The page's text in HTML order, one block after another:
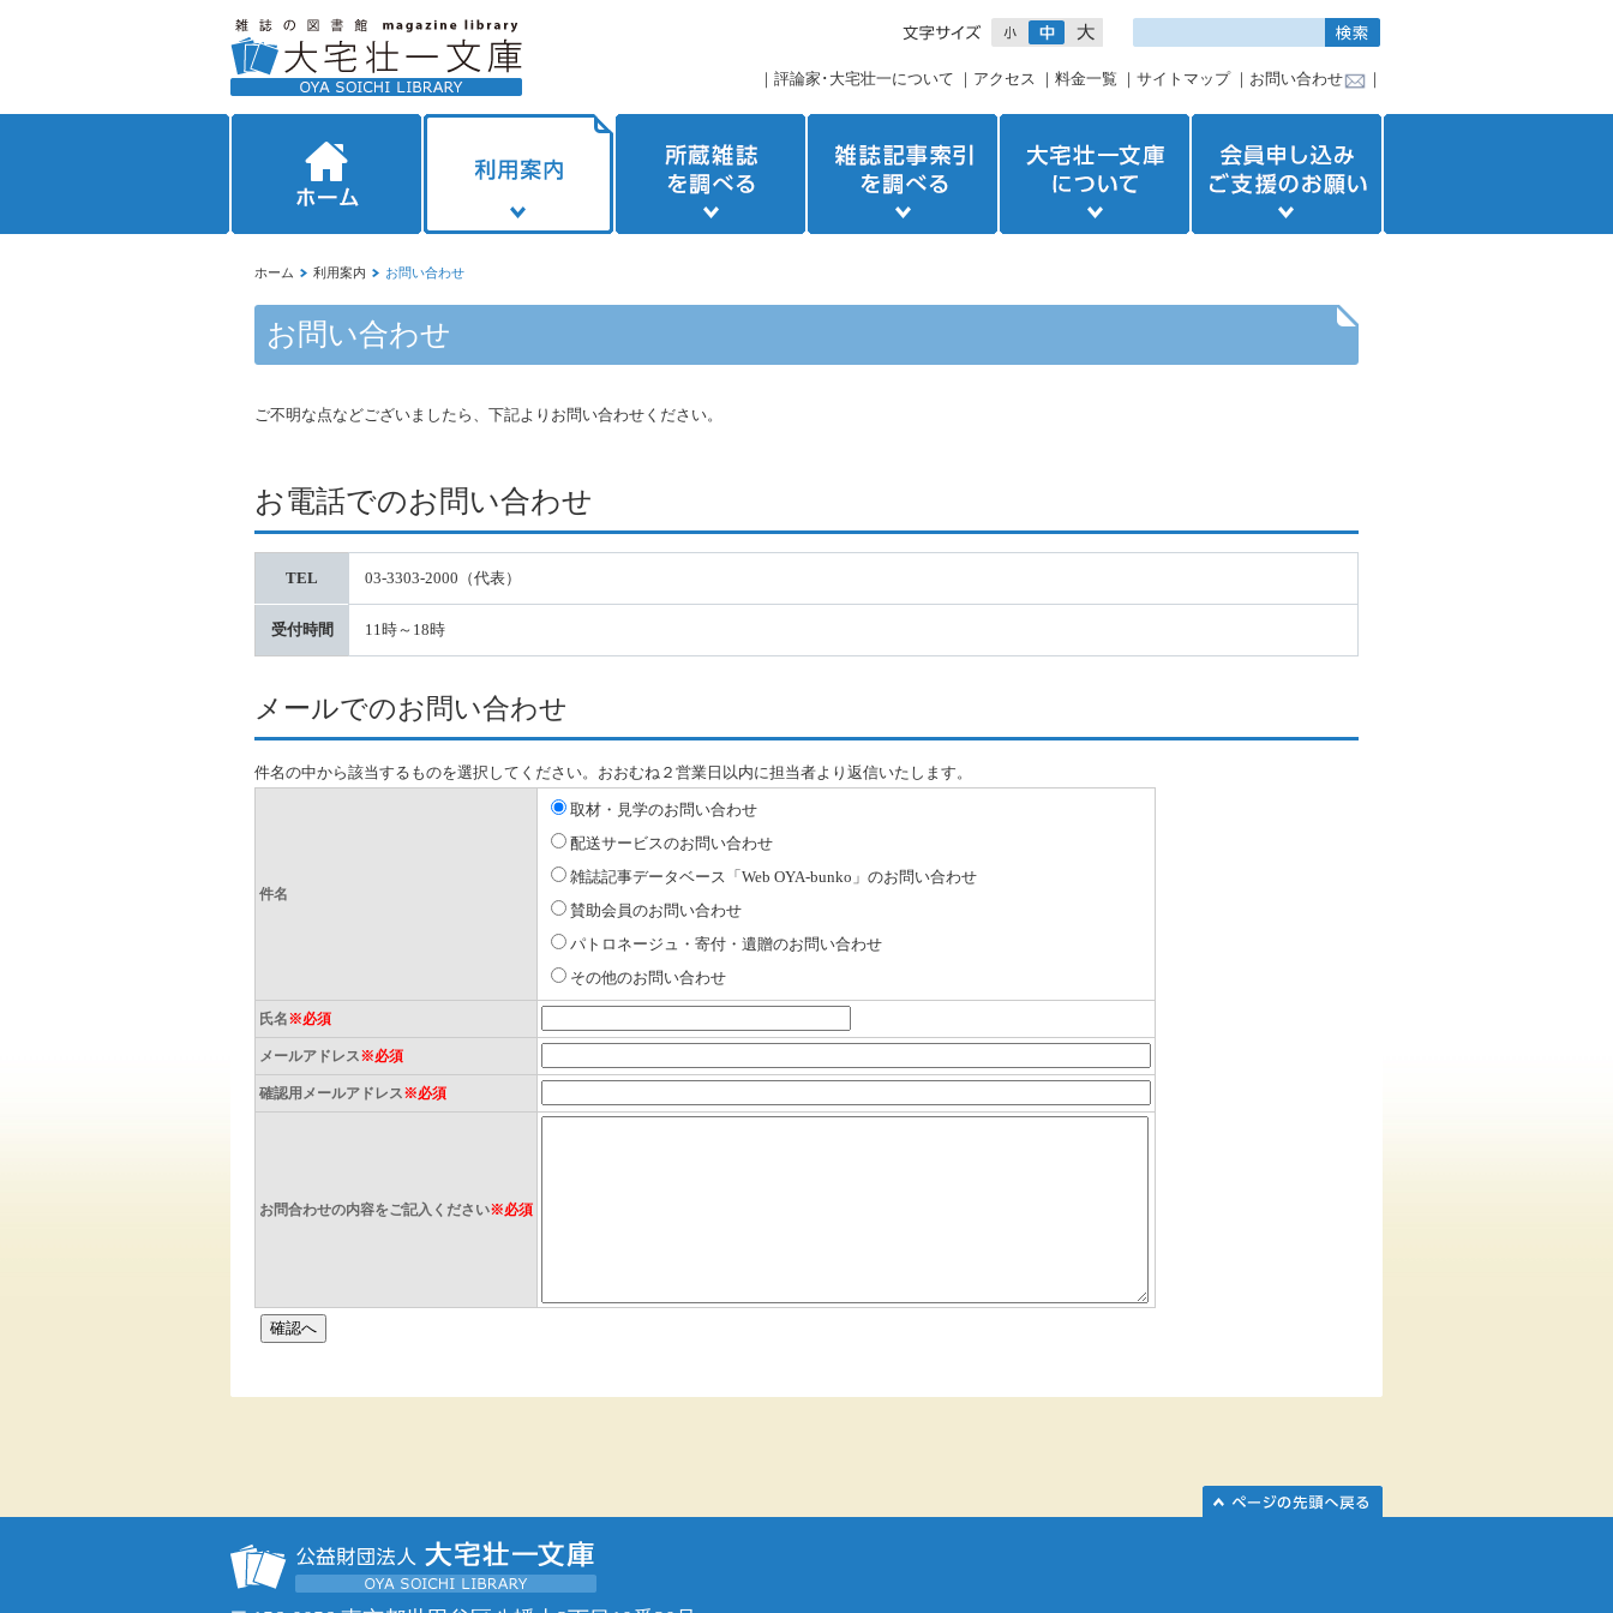
｜ 評論家･大宅壮一について ｜ アクセス ｜ 料金一覧 ｜ サイトマップ｜ お問い合わせ ｜
ホーム 利用案内 お問い合わせ
お問い合わせ
ご不明な点などございましたら、下記よりお問い合わせください。
お電話でのお問い合わせ
TEL 03-3303-2000（代表）
受付時間 11時～18時
メールでのお問い合わせ
件名の中から該当するものを選択してください。おおむね２営業日以内に担当者より返信いたします。
件名
取材・見学のお問い合わせ
配送サービスのお問い合わせ
雑誌記事データベース「Web OYA-bunko」のお問い合わせ
賛助会員のお問い合わせ
パトロネージュ・寄付・遺贈のお問い合わせ
その他のお問い合わせ
氏名※必須
メールアドレス※必須
確認用メールアドレス※必須
お問合わせの内容をご記入ください※必須